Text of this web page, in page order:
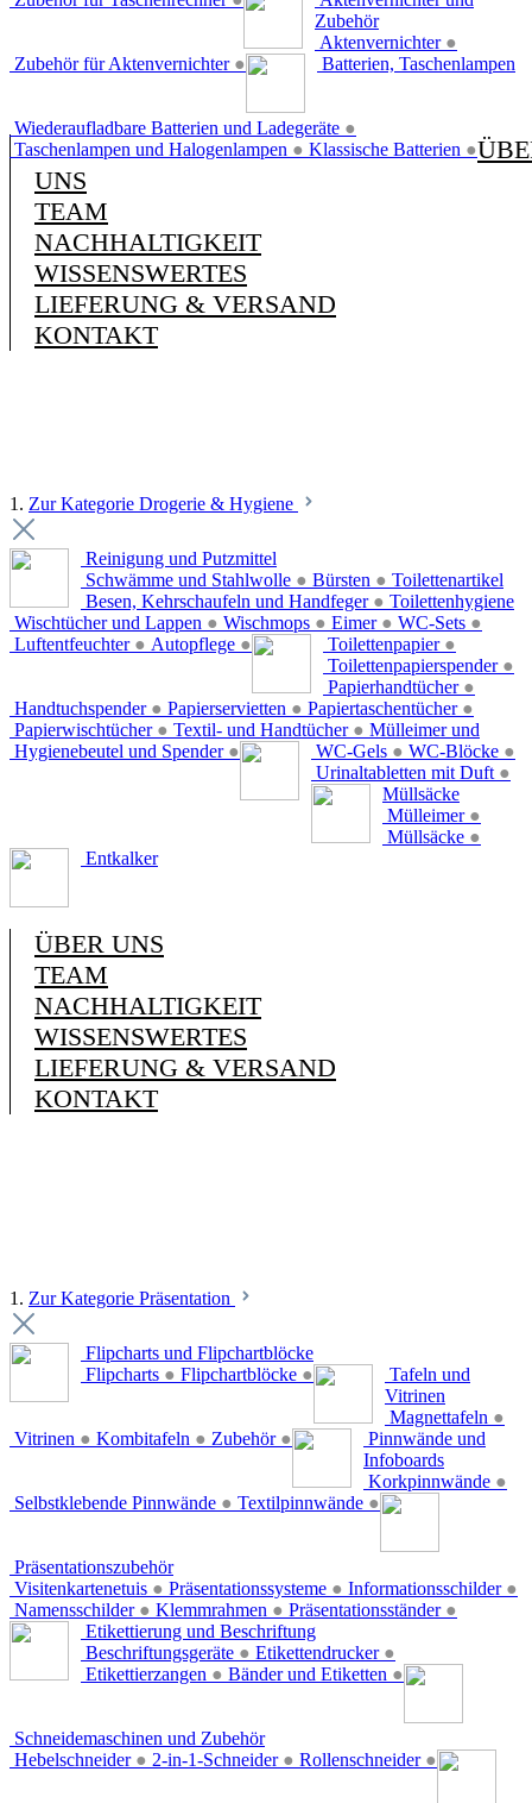
Zubehör
Aktenvernichter ●
Zubehör für Aktenvernichter ● Batterien, Taschenlampen
Wiederaufladbare Batterien und Ladegeräte ●
Taschenlampen und Halogenlampen ● Klassische Batterien ●
UNS
TEAM
NACHHALTIGKEIT
WISSENSWERTES
LIEFERUNG & VERSAND
KONTAKT
1. Zur Kategorie Drogerie & Hygiene
Reinigung und Putzmittel
Schwämme und Stahlwolle ● Bürsten ●
Besen, Kehrschaufeln und Handfeger ●
Wischtücher und Lappen ● Wischmops ● Eimer ● WC-Sets ●
Luftentfeuchter ● Autopflege ●
Toilettenartikel
Toilettenpapier ●
Toilettenpapierspender ●
Papierhandtücher ●
Handtuchspender ● Papierservietten ● Papiertaschentücher ●
Papierwischtücher ● Textil- und Handtücher ●
Hygienebeutel und Spender ●
Toilettenhygiene
WC-Gels ● WC-Blöcke ●
Urinaltabletten mit Duft ●
Mülleimer und
Müllsäcke
Mülleimer ●
Müllsäcke ●
Entkalker
ÜBER UNS
TEAM
NACHHALTIGKEIT
WISSENSWERTES
LIEFERUNG & VERSAND
KONTAKT
1. Zur Kategorie Präsentation
Flipcharts und Flipchartblöcke
Flipcharts ● Flipchartblöcke ●
Tafeln und
Vitrinen
Magnettafeln ●
Vitrinen ● Kombitafeln ● Zubehör ●
Pinnwände und
Infoboards
Korkpinnwände ●
Selbstklebende Pinnwände ● Textilpinnwände ●
Präsentationszubehör
Visitenkartenetuis ● Präsentationssysteme ● Informationsschilder ●
Namensschilder ● Klemmrahmen ● Präsentationsständer ●
Etikettierung und Beschriftung
Beschriftungsgeräte ● Etikettendrucker ●
Etikettierzangen ● Bänder und Etiketten ●
Schneidemaschinen und Zubehör
Hebelschneider ● 2-in-1-Schneider ● Rollenschneider ●